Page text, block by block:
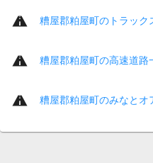
糟屋郡粕屋町のトラック
糟屋郡粕屋町の高速道路
糟屋郡粕屋町のみなとオ